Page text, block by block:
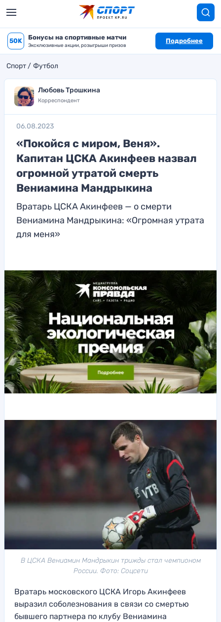
50K Бонусы на спортивные матчи
Эксклюзивные акции, розыгрыши призов
Подробнее
Спорт Футбол
Любовь Трошкина
Корреспондент
06.08.2023
«Покойcя c миром, Веня».
Капитан ЦСКА Акинфеев назвал
огромной утратой смерть
Вениамина Мандрыкина
Вратарь ЦСКА Акинфеев — о смерти
Вениамина Мандрыкина: «Огромная утрата
для меня»
В ЦСКА Вениамин Мандрыкин трижды стал чемпионом
России. Фото: Соцсети
Вратарь московского ЦСКА Игорь Акинфеев
выразил соболезнования в связи со смертью
бывшего партнера по клубу Вениамина